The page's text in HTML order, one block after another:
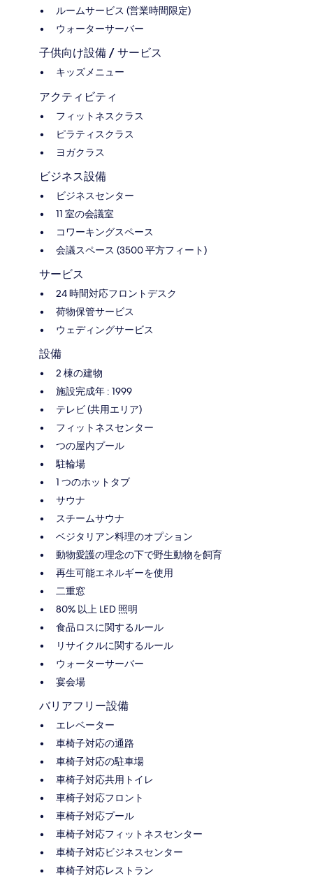
ルームサービス (営業時間限定)
ウォーターサーバー
子供向け設備 / サービス
キッズメニュー
アクティビティ
フィットネスクラス
ピラティスクラス
ヨガクラス
ビジネス設備
ビジネスセンター
11 室の会議室
コワーキングスペース
会議スペース (3500 平方フィート)
サービス
24 時間対応フロントデスク
荷物保管サービス
ウェディングサービス
設備
2 棟の建物
施設完成年 : 1999
テレビ (共用エリア)
フィットネスセンター
つの屋内プール
駐輪場
1 つのホットタブ
サウナ
スチームサウナ
ベジタリアン料理のオプション
動物愛護の理念の下で野生動物を飼育
再生可能エネルギーを使用
二重窓
80% 以上 LED 照明
食品ロスに関するルール
リサイクルに関するルール
ウォーターサーバー
宴会場
バリアフリー設備
エレベーター
車椅子対応の通路
車椅子対応の駐車場
車椅子対応共用トイレ
車椅子対応フロント
車椅子対応プール
車椅子対応フィットネスセンター
車椅子対応ビジネスセンター
車椅子対応レストラン